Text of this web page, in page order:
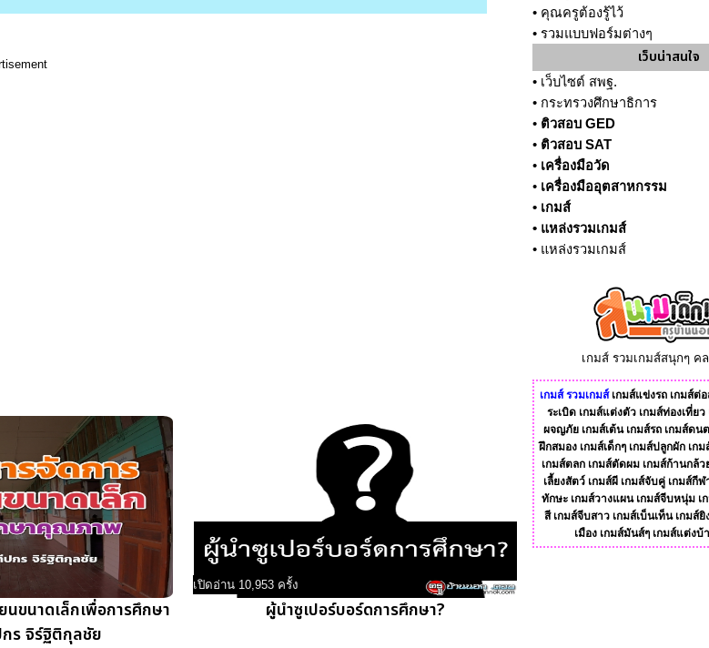
นขนาดเล็กเพื่อการศึกษา
ร จิร์ฐิติกุลชัย
เปิดอ่าน 10,953 ครั้ง
ผู้นำซูเปอร์บอร์ดการศึกษา?
• คุณครูต้องรู้ไว้
• รวมแบบฟอร์มต่างๆ
เว็บน่าสนใจ
• เว็บไซต์ สพฐ.
• กระทรวงศึกษาธิการ
• ติวสอบ GED
• ติวสอบ SAT
• เครื่องมือวัด
• เครื่องมืออุตสาหกรรม
• เกมส์
• แหล่งรวมเกมส์
• แหล่งรวมเกมส์
เกมส์ รวมเกมส์สนุกๆ ค
เกมส์ รวมเกมส์ เกมส์แข่งรถ เกมส์ต่อ
ระเบิด เกมส์แต่งตัว เกมส์ท่องเที่ยว
ผจญภัย เกมส์เต้น เกมส์รถ เกมส์ดน
ฝึกสมอง เกมส์เด็กๆ เกมส์ปลูกผัก เก
เกมส์ตลก เกมส์ตัดผม เกมส์ก้านกล้ว
เลี้ยงสัตว์ เกมส์ผี เกมส์จับคู่ เกมส์กีฬ
ทักษะ เกมส์วางแผน เกมส์จีบหนุ่ม เ
สี เกมส์จีบสาว เกมส์เบ็นเท็น เกมส์ยิ
เมือง เกมส์มันส์ๆ เกมส์แต่งบ้